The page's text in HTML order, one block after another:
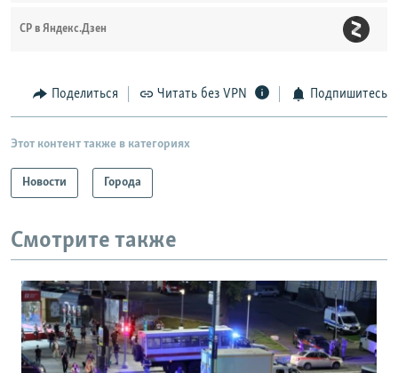
СР в Яндекс.Дзен
Поделиться Читать без VPN Подпишитесь
Этот контент также в категориях
Новости Города
Смотрите также